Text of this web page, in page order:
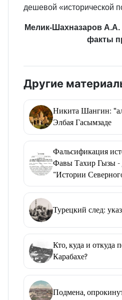
дешевой «исторической
Мелик-Шахназаров
факты
Другие
Никита Шангин:
Элбая Гасымзаде
Фальсификация
Фавы Тахир Гызы -
"Истории
Турецкий след:
Кто, куда и откуда
Карабахе?
Подмена,